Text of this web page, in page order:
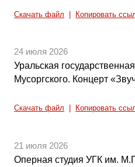
Скачать файл Копировать
24 июля 2026
Уральская
Мусоргского. Концерт
Скачать файл Копировать
21 июля 2026
Оперная студия УГК им.